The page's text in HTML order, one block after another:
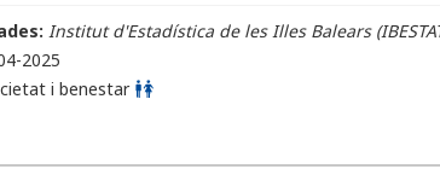
Institut d'Estadística de les Illes Balears
2025
i benestar